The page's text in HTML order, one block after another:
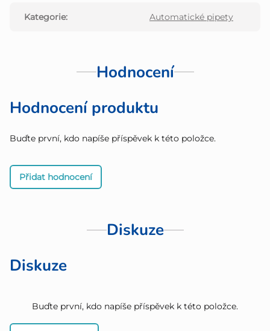
Kategorie: Automatické pipety
Hodnocení
Hodnocení produktu
Buďte první, kdo napíše příspěvek k této položce.
Přidat hodnocení
Diskuze
Diskuze
Buďte první, kdo napíše příspěvek k této položce.